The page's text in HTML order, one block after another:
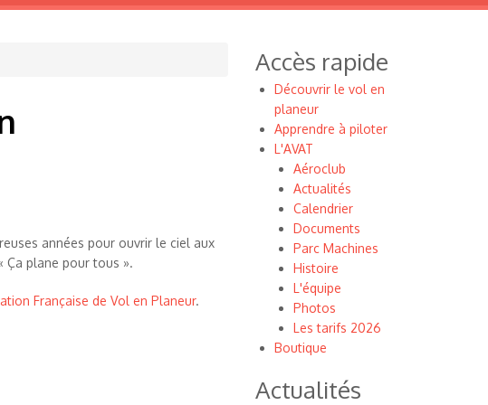
années pour ouvrir le ciel aux
Ça plane pour tous ».
Française de Vol en Planeur.
Accès rapide
Découvrir le vol en
planeur
Apprendre à piloter
L'AVAT
Aéroclub
Actualités
Calendrier
Documents
Parc Machines
Histoire
L'équipe
Photos
Les tarifs 2026
Boutique
Actualités